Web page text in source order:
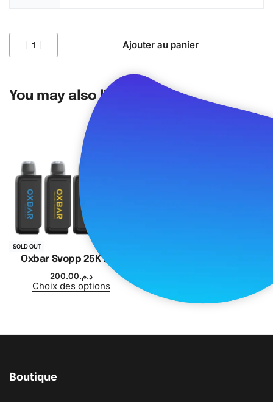
Ratio PG/VG
Ajouter au panier
You may also like
SOLD OUT
Oxbar Svopp 25K Pod
د.م.200.00
Choix des options
Boutique